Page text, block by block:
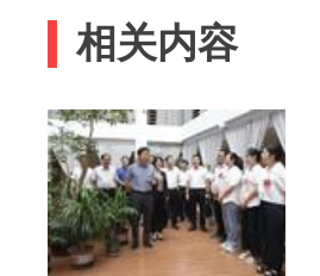
相关内容